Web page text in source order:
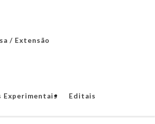
/ Extensão
Experimentais Editais